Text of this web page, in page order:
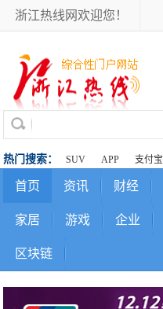
浙江热线网欢迎您！
热门搜索： SUV APP 支付宝
首页 资讯 财经
家居 游戏 企业
区块链